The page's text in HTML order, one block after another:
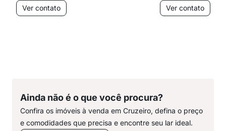
Ver contato
Ver contato
Ainda não é o que você procura?
Confira os imóveis à venda em Cruzeiro, defina o preço
e comodidades que precisa e encontre seu lar ideal.